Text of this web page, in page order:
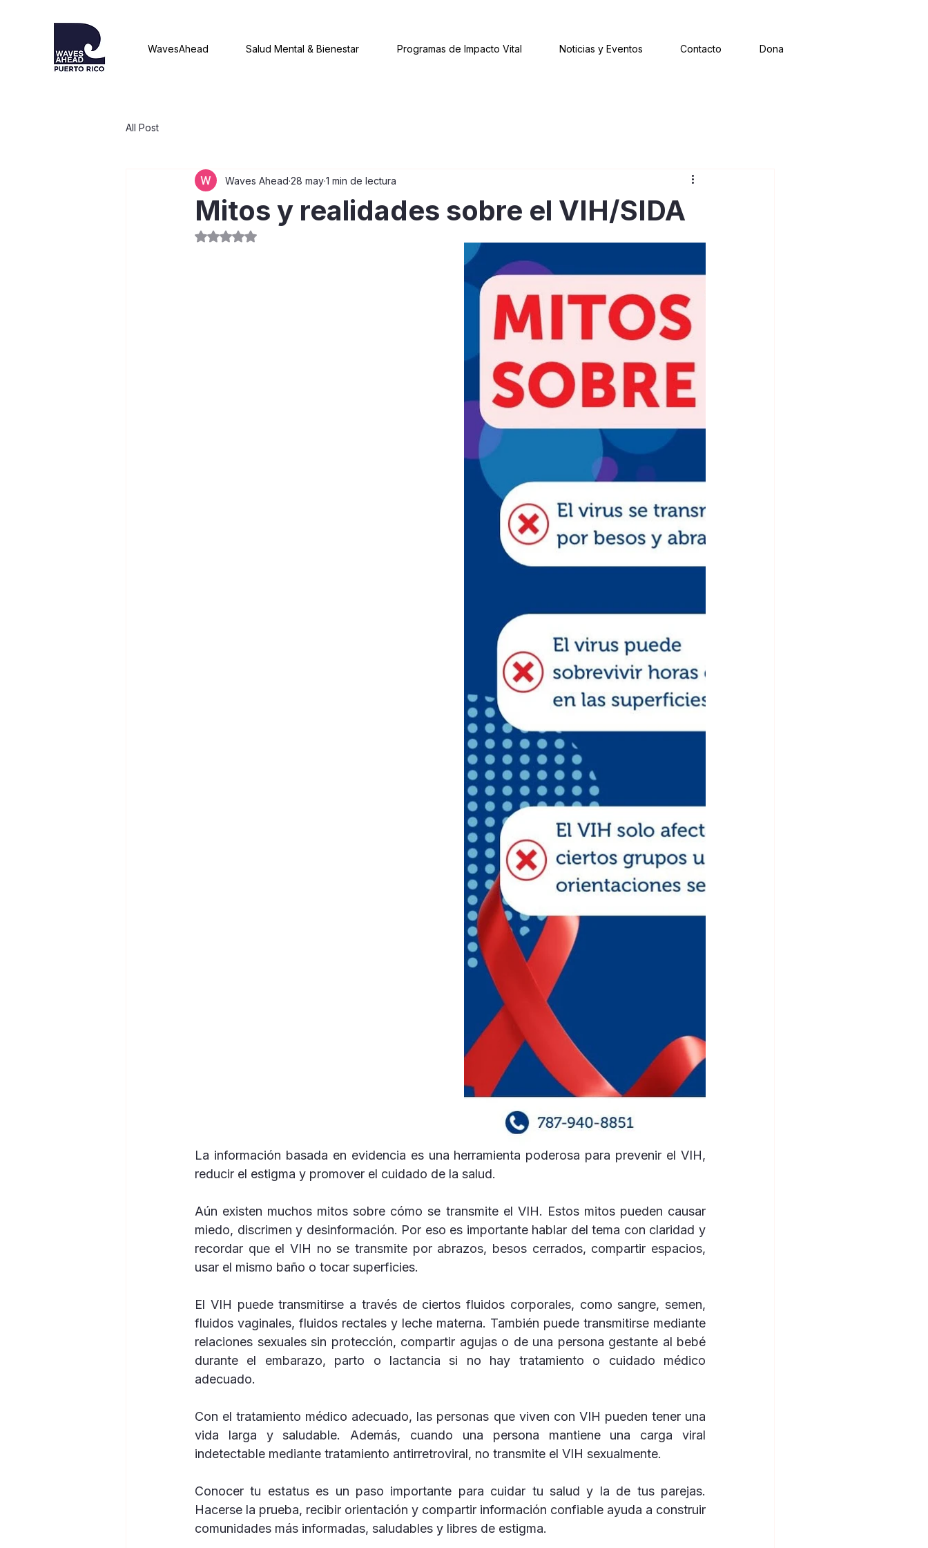
WavesAhead Salud Mental & Bienestar Programas de Impacto Vital Noticias y Eventos Contacto Dona
All Post
Mitos y realidades sobre el VIH/SIDA
Waves Ahead 28 may1 min de lectura
Obtuvo NaN de 5 estrellas.
La información basada en evidencia es una herramienta poderosa para prevenir el VIH,
reducir el estigma y promover el cuidado de la salud.
Aún existen muchos mitos sobre cómo se transmite el VIH. Estos mitos pueden causar
miedo, discrimen y desinformación. Por eso es importante hablar del tema con claridad y
recordar que el VIH no se transmite por abrazos, besos cerrados, compartir espacios,
usar el mismo baño o tocar superficies.
El VIH puede transmitirse a través de ciertos fluidos corporales, como sangre, semen,
fluidos vaginales, fluidos rectales y leche materna. También puede transmitirse mediante
relaciones sexuales sin protección, compartir agujas o de una persona gestante al bebé
durante el embarazo, parto o lactancia si no hay tratamiento o cuidado médico
adecuado.
Con el tratamiento médico adecuado, las personas que viven con VIH pueden tener una
vida larga y saludable. Además, cuando una persona mantiene una carga viral
indetectable mediante tratamiento antirretroviral, no transmite el VIH sexualmente.
Conocer tu estatus es un paso importante para cuidar tu salud y la de tus parejas.
Hacerse la prueba, recibir orientación y compartir información confiable ayuda a construir
comunidades más informadas, saludables y libres de estigma.